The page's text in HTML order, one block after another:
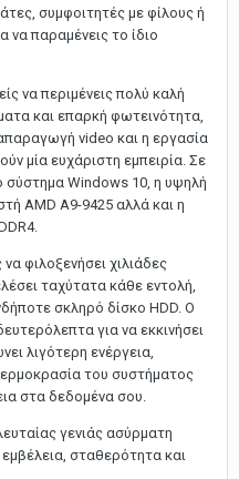
συμφοιτητές με φίλους ή
να παραμένεις το ίδιο
να περιμένεις πολύ καλή
και επαρκή φωτεινότητα,
video και η εργασία
μία ευχάριστη εμπειρία. Σε
σύστημα Windows 10, η υψηλή
AMD A9-9425 αλλά και η
φιλοξενήσει χιλιάδες
ταχύτατα κάθε εντολή,
σκληρό δίσκο HDD. Ο
για να εκκινήσει
λιγότερη ενέργεια,
του συστήματος
στα δεδομένα σου.
γενιάς ασύρματη
σταθερότητα και